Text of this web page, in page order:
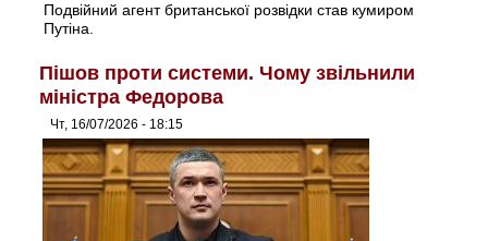
Подвійний агент британської розвідки став кумиром
Путіна.
Пішов проти системи. Чому звільнили
міністра Федорова
Чт, 16/07/2026 - 18:15